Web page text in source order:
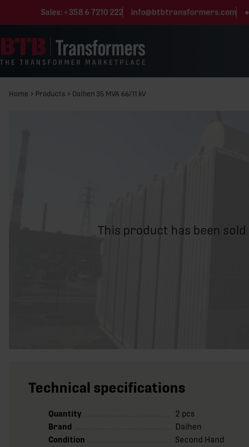
Sales: +358 6 7210 222 info@btbtransformers.com ●
Home > Products > Daihen 35 MVA 66/11 kV
This product has been sold
Technical specifications
Quantity
2 pcs
Brand
Daihen
Condition
Second Hand